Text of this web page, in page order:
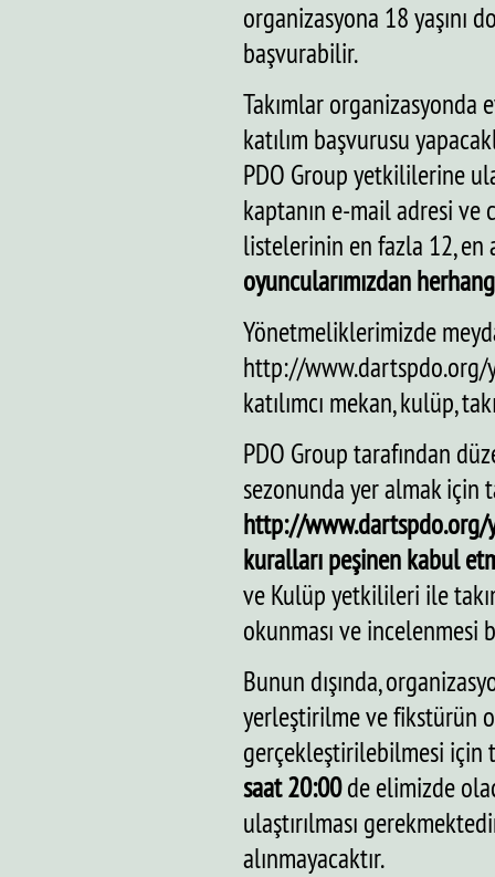
organizasyona 18 yaşını
başvurabilir.
Takımlar organizasyonda
katılım başvurusu
PDO Group yetkililerine
kaptanın e-mail adresi ve
listelerinin en fazla 12, en
oyuncularımızdan
Yönetmeliklerimizde
http://www.dartspdo.org/
katılımcı mekan, kulüp,
PDO Group tarafından
sezonunda yer almak için
http://www.dartspdo.org/
kuralları peşinen kabul
ve Kulüp yetkilileri ile
okunması ve incelenmesi
Bunun dışında,
yerleştirilme ve fikstürün
gerçekleştirilebilmesi için
saat 20:00de elimizde
ulaştırılması
alınmayacaktır.